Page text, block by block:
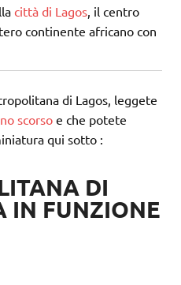
città di Lagos , il centro
continente africano con
di Lagos, leggete
scorso e che potete
qui sotto :
DI
IN FUNZIONE